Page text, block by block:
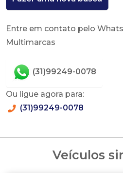
Entre em contato pelo
Multimarcas
(31)99249-0078
Ou ligue agora para:
(31)99249-0078
Veículos